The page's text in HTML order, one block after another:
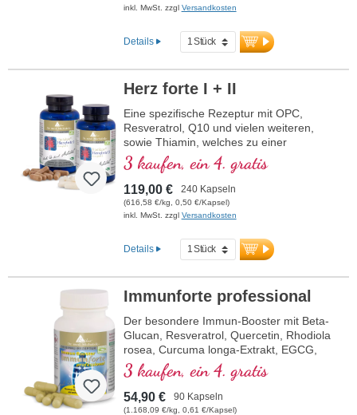
inkl. MwSt. zzgl Versandkosten
Details
Herz forte I + II
Eine spezifische Rezeptur mit OPC,
Resveratrol, Q10 und vielen weiteren,
sowie Thiamin, welches zu einer
normalen Herzfunktion beiträgt. (Rezeptur
1 und Rezeptur 2)
3 kaufen, ein 4. gratis
119,00 € 240 Kapseln
(616,58 €/kg, 0,50 €/Kapsel)
inkl. MwSt. zzgl Versandkosten
Details
Immunforte professional
Der besondere Immun-Booster mit Beta-
Glucan, Resveratrol, Quercetin, Rhodiola
rosea, Curcuma longa-Extrakt, EGCG,
und Piperin-Extrakt. Vitamin D3, Vitamin
C, Selen und Zink tragen zu einer
normalen Funktion des Immunsystems
bei.
3 kaufen, ein 4. gratis
54,90 € 90 Kapseln
(1.168,09 €/kg, 0,61 €/Kapsel)